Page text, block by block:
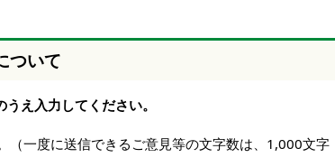
ついて
え入力してください。
（一度に送信できるご意見等の文字数は、1,000文字